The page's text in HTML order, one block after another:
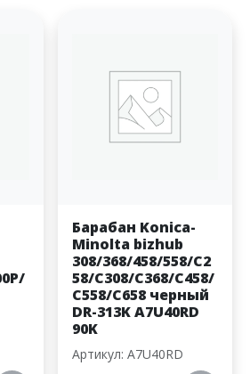
Барабан Konica-
Minolta bizhub
308/368/458/558/C2
58/C308/C368/C458/
C558/C658 черный
DR-313K A7U40RD
90K
Артикул: A7U40RD